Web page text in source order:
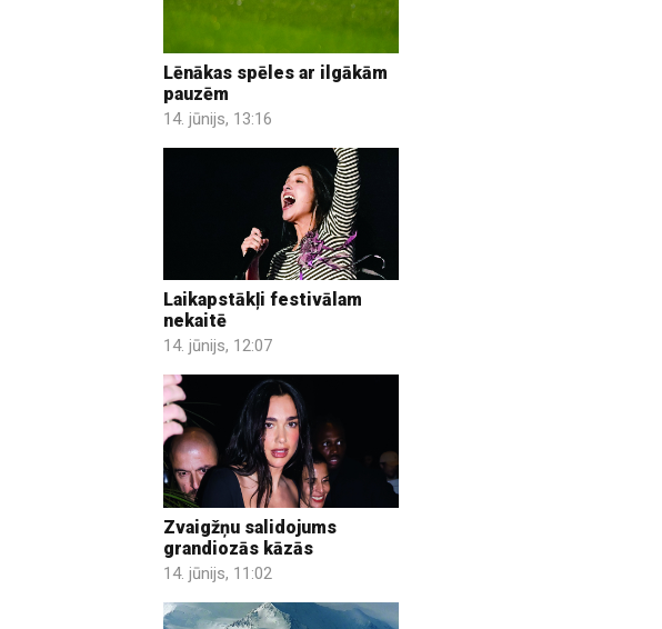
Lēnākas spēles ar ilgākām
pauzēm
14. jūnijs, 13:16
Laikapstākļi festivālam
nekaitē
14. jūnijs, 12:07
Zvaigžņu salidojums
grandiozās kāzās
14. jūnijs, 11:02